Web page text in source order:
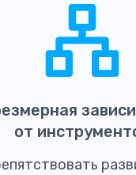
от